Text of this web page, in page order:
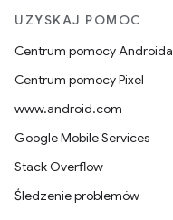
UZYSKAJ POMOC
Centrum pomocy Androida
Centrum pomocy Pixel
www.android.com
Google Mobile Services
Stack Overflow
Śledzenie problemów